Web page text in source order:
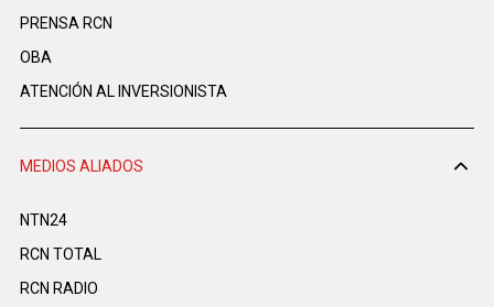
PRENSA RCN
OBA
ATENCIÓN AL INVERSIONISTA
MEDIOS ALIADOS
NTN24
RCN TOTAL
RCN RADIO